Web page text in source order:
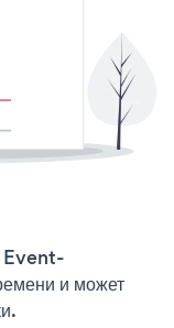
Event-
и может